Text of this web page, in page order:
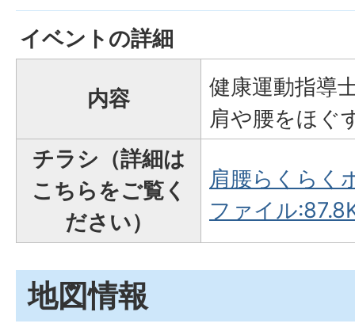
イベントの詳細
内容
健康運動指導
肩や腰をほぐ
チラシ（詳細は
こちらをご覧く
ださい）
肩腰らくらく
ファイル
地図情報